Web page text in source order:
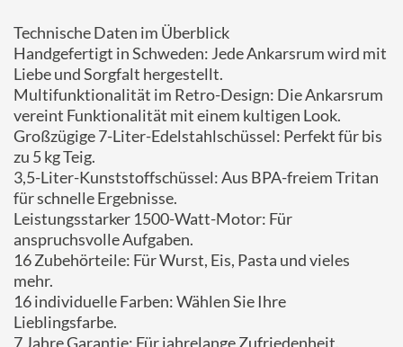
Technische Daten im Überblick
Handgefertigt in Schweden: Jede Ankarsrum wird mit
Liebe und Sorgfalt hergestellt.
Multifunktionalität im Retro-Design: Die Ankarsrum
vereint Funktionalität mit einem kultigen Look.
Großzügige 7-Liter-Edelstahlschüssel: Perfekt für bis
zu 5 kg Teig.
3,5-Liter-Kunststoffschüssel: Aus BPA-freiem Tritan
für schnelle Ergebnisse.
Leistungsstarker 1500-Watt-Motor: Für
anspruchsvolle Aufgaben.
16 Zubehörteile: Für Wurst, Eis, Pasta und vieles
mehr.
16 individuelle Farben: Wählen Sie Ihre
Lieblingsfarbe.
7 Jahre Garantie: Für jahrelange Zufriedenheit.